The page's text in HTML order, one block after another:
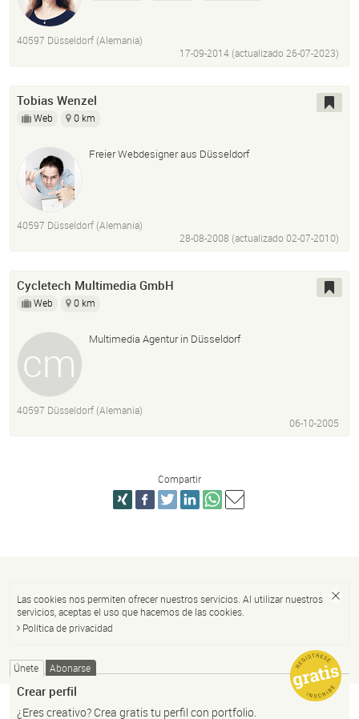
40597 Düsseldorf (Alemania)
17-09-2014 (actualizado 26-07-2023)
Tobias Wenzel
Web 0 km
Freier Webdesigner aus Düsseldorf
40597 Düsseldorf (Alemania)
28-08-2008 (actualizado 02-07-2010)
Cycletech Multimedia GmbH
Web 0 km
Multimedia Agentur in Düsseldorf
40597 Düsseldorf (Alemania)
06-10-2005
Compartir
Las cookies nos permiten ofrecer nuestros servicios. Al utilizar nuestros
servicios, aceptas el uso que hacemos de las cookies.
Política de privacidad
Únete Abonarse
Crear perfil
¿Eres creativo? Crea gratis tu perfil con portfolio.